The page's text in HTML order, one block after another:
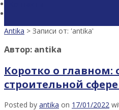
Antika > Записи от: 'antika'
Автор: antika
Коротко о главном:
строительной сфере
Posted by antika on 17/01/2022